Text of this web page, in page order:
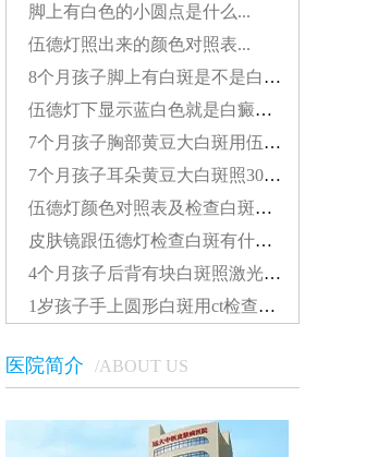
脚上有白色的小圆点是什么...
伍德灯照出来的颜色对照表...
8个月孩子脚上有白斑是不是白癜风怎么治疗好...
伍德灯下显示蓝白色就是白癜风吗...
7个月孩子胸部黄豆大白斑用伍德灯能检查出来吗...
7个月孩子耳朵黄豆大白斑照308激光发红对患处好不好...
伍德灯颜色对照表及检查白斑准确性探讨...
皮肤镜跟伍德灯检查白斑有什么差别...
4个月孩子后背有块白斑照激光多久能看到效果...
1岁孩子手上圆形白斑用ct检查准还是伍德灯准确...
医院简介 /ABOUT US